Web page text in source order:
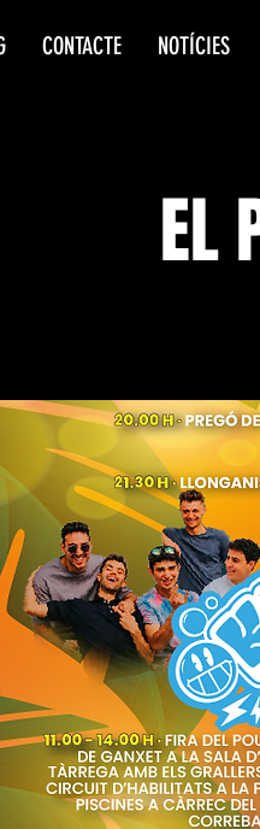
CONTACTE NOTÍCIES
EL